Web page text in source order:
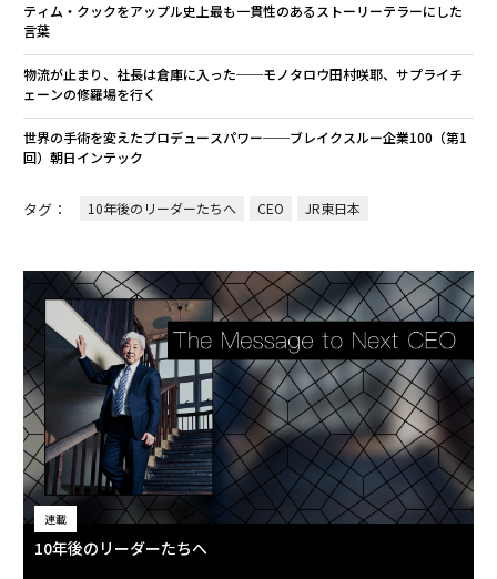
ティム・クックをアップル史上最も一貫性のあるストーリーテラーにした
言葉
物流が止まり、社長は倉庫に入った──モノタロウ田村咲耶、サプライチ
ェーンの修羅場を行く
世界の手術を変えたプロデュースパワー──ブレイクスルー企業100（第1
回）朝日インテック
タグ： 10年後のリーダーたちへ CEO JR東日本
連載
10年後のリーダーたちへ